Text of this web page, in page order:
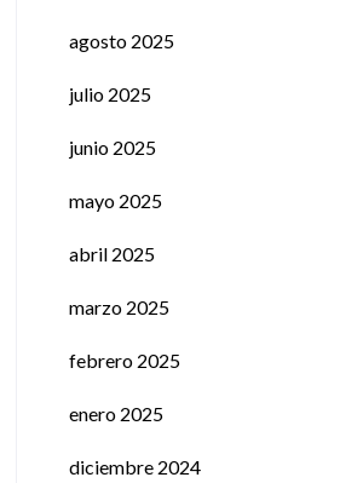
agosto 2025
julio 2025
junio 2025
mayo 2025
abril 2025
marzo 2025
febrero 2025
enero 2025
diciembre 2024